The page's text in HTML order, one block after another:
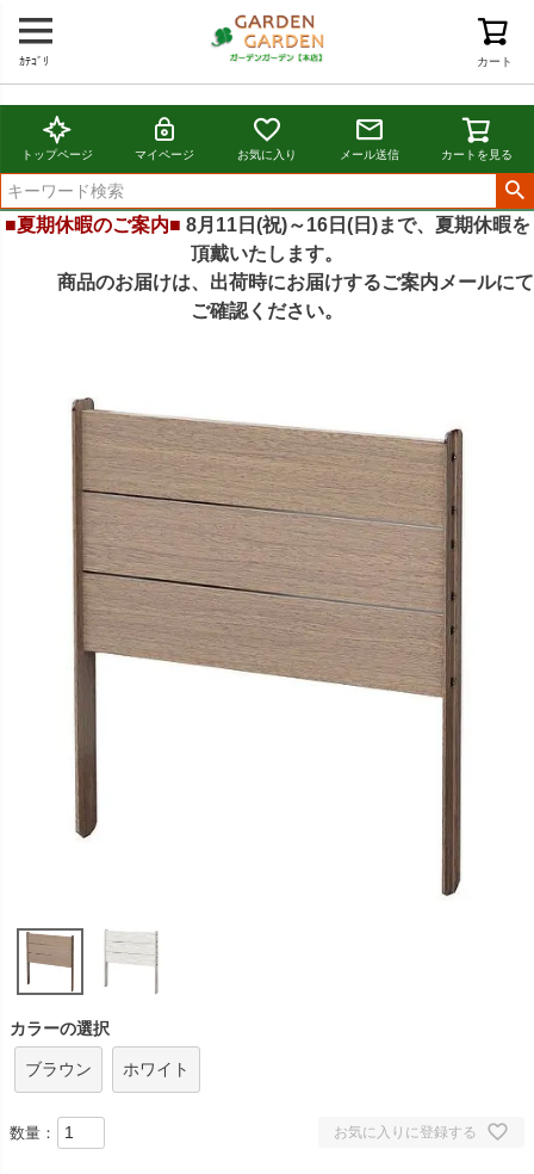
カート
ｶﾃｺﾞﾘ
トップページ マイページ お気に入り メール送信 カートを見る
■夏期休暇のご案内■ 8月11日(祝)～16日(日)まで、夏期休暇を
頂戴いたします。
商品のお届けは、出荷時にお届けするご案内メールにて
ご確認ください。
カラーの選択
ブラウン ホワイト
お気に入りに登録する
数量：